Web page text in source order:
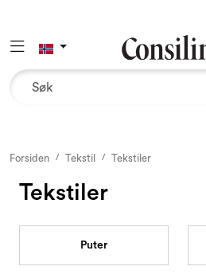
Toggle navigation
Forsiden Tekstil Tekstiler
Tekstiler
Puter
Utemiljø
Emballasje
Dekor og binderi